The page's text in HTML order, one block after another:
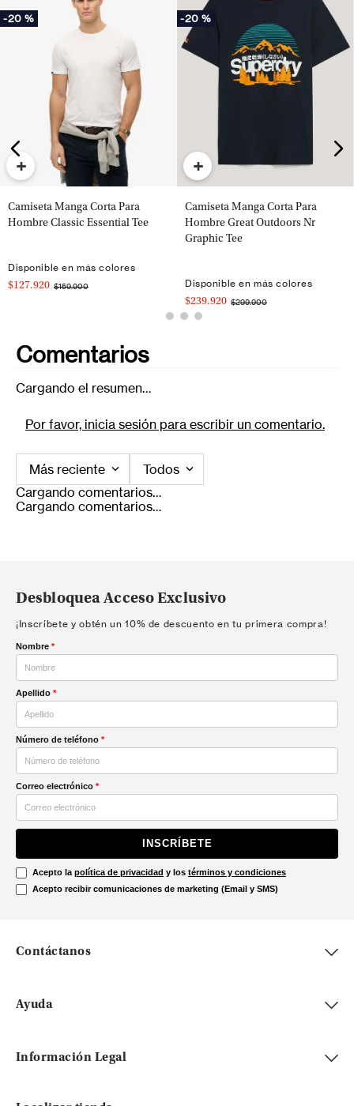
-20 %
+
Camiseta Manga Corta Para
Hombre Classic Essential Tee
Disponible en más colores
$127.920 $159.900
-20 %
+
Camiseta Manga Corta Para
Hombre Great Outdoors Nr
Graphic Tee
Disponible en más colores
$239.920 $299.900
Comentarios
Cargando el resumen…
Por favor, inicia sesión para escribir un comentario.
Más reciente
Todos
Cargando comentarios…
Cargando comentarios…
Desbloquea Acceso Exclusivo
¡Inscríbete y obtén un 10% de descuento en tu primera compra!
Nombre *
Apellido *
Número de teléfono *
Correo electrónico *
INSCRÍBETE
Acepto la política de privacidad y los términos y condiciones
Acepto recibir comunicaciones de marketing (Email y SMS)
Contáctanos
Ayuda
Información Legal